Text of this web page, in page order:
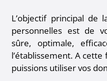
L’objectif principal de
personnelles est de
sûre, optimale,
l’établissement. A
puissions utiliser vos